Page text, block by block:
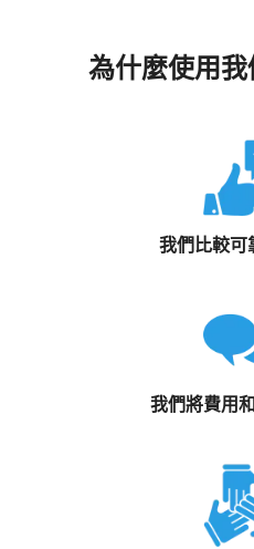
為什麼使用
我們比較可
我們將費用